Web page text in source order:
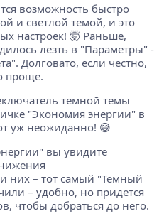
возможность быстро
и светлой темой, и это
настроек! 🤯 Раньше,
лезть в "Параметры" -
Долговато, если честно,
проще.
темной темы
"Экономия энергии" в
уж неожиданно! 😅
вы увидите
них – тот самый "Темный
– удобно, но придется
чтобы добраться до него.